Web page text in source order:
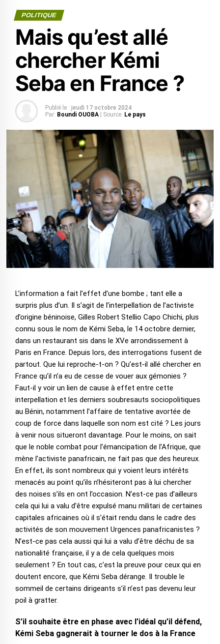
POLITIQUE
Mais qu’est allé
chercher Kémi
Seba en France ?
Publié le : jeudi 17 octobre 2024
Par: Boundi OUOBA | Source: Le pays
L’information a fait l’effet d’une bombe ; tant elle a
surpris plus d’un. Il s’agit de l’interpellation de l’activiste
d’origine béninoise, Gilles Robert Stellio Capo Chichi, plus
connu sous le nom de Kémi Seba, le 14 octobre dernier,
dans un restaurant sis dans le XVe arrondissement à
Paris en France. Depuis lors, des interrogations fusent de
partout. Que lui reproche-t-on ? Qu’est-il allé chercher en
France qu’il n’a eu de cesse de vouer aux gémonies ?
Faut-il y voir un lien de cause à effet entre cette
interpellation et les derniers soubresauts sociopolitiques
au Bénin, notamment l’affaire de tentative avortée de
coup de force dans laquelle son nom est cité ? Les jours
à venir nous situeront davantage. Pour le moins, on sait
que le noble combat pour l’émancipation de l’Afrique, que
mène l’activiste panafricain, ne fait pas que des heureux.
En effet, ils sont nombreux qui y voient leurs intérêts
menacés au point qu’ils n’hésiteront pas à lui chercher
des noises s’ils en ont l’occasion. N’est-ce pas d’ailleurs
cela qui lui a valu d’être expulsé manu militari de certaines
capitales africaines où il s’était rendu dans le cadre des
activités de son mouvement Urgences panafricanistes ?
N’est-ce pas cela aussi qui lui a valu d’être déchu de sa
nationalité française, il y a de cela quelques mois
seulement ? En tout cas, c’est la preuve pour ceux qui en
doutent encore, que Kémi Seba dérange. Il trouble le
sommeil de certains dirigeants s’il n’est pas devenu leur
poil à gratter.
S’il souhaite être en phase avec l’idéal qu’il défend,
Kémi Seba gagnerait à tourner le dos à la France